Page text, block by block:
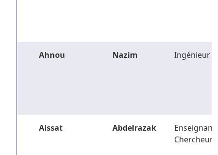
Ahnou Nazim Ingénieur
Aissat Abdelrazak
Enseignant-
Chercheur